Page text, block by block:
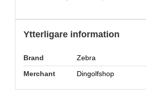
Ytterligare information
Brand
Zebra
Merchant
Dingolfshop